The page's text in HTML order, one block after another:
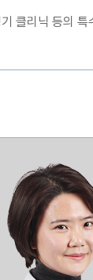
클리닉 등의 특